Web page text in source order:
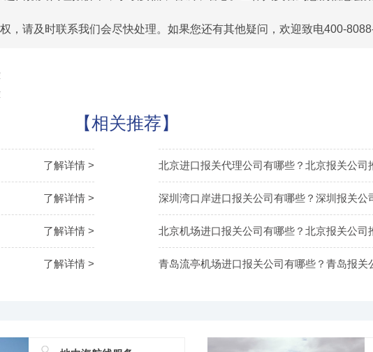
，请及时联系我们会尽快处理。如果您还有其他疑问，欢迎致电400-
【相关推荐】
了解详情 > 北京进口报关代理公司有哪些？北京报关公司
了解详情 > 深圳湾口岸进口报关公司有哪些？深圳报关公
了解详情 > 北京机场进口报关公司有哪些？北京报关公司
了解详情 > 青岛流亭机场进口报关公司有哪些？青岛报关